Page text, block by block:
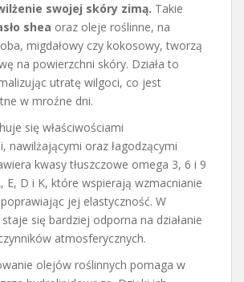
swojej skóry zimą. Takie
shea oraz oleje roślinne, na
migdałowy czy kokosowy, tworzą
na powierzchni skóry. Działa to
utratę wilgoci, co jest
w mroźne dni.
się właściwościami
nawilżającymi oraz łagodzącymi
kwasy tłuszczowe omega 3, 6 i 9
E, D i K, które wspierają wzmacnianie
jej elastyczność. W
się bardziej odporna na działanie
atmosferycznych.
olejów roślinnych pomaga w